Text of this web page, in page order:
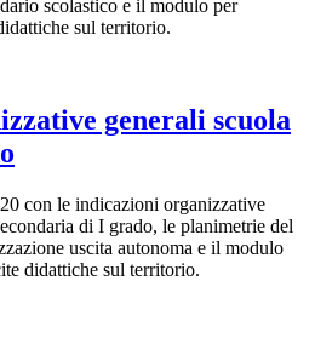
scolastico e il modulo per
sul territorio.
generali scuola
con le indicazioni organizzative
di I grado, le planimetrie del
uscita autonoma e il modulo
didattiche sul territorio.